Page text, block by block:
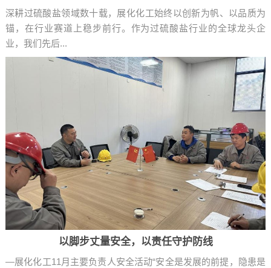
深耕过硫酸盐领域数十载，展化化工始终以创新为帆、以品质为
锚，在行业赛道上稳步前行。作为过硫酸盐行业的全球龙头企
业，我们先后...
以脚步丈量安全，以责任守护防线
—展化化工11月主要负责人安全活动“安全是发展的前提，隐患是